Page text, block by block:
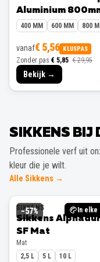
Aluminium
400 MM 600 MM 800
vanaf€ 5,56 KLUSPAS
Zonder pas € 5,85 € 29,95
Bekijk →
SIKKENS BIJ
Professionele verf uit
kleur die je wilt.
Alle Sikkens →
−57% In
SIKKENS
Sikkens
SF Mat
Mat
2,5 L
5 L 10 L